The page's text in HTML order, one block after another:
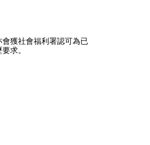
獲社會福利署認可為已
求。